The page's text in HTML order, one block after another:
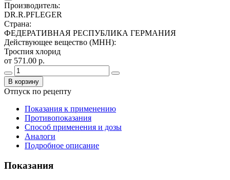
Производитель:
DR.R.PFLEGER
Страна:
ФЕДЕРАТИВНАЯ РЕСПУБЛИКА ГЕРМАНИЯ
Действующее вещество (МНН):
Троспия хлорид
от 571.00 р.
В корзину
Отпуск по рецепту
Показания к применению
Противопоказания
Способ применения и дозы
Аналоги
Подробное описание
Показания